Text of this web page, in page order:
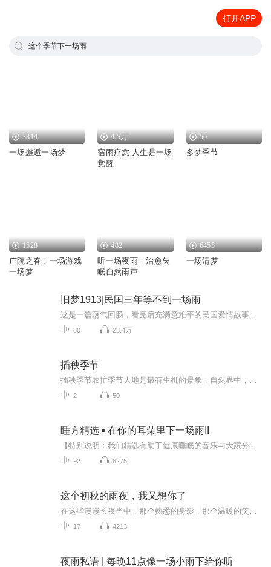
打开APP
这个季节下一场雨
3814
一场邂逅一场梦
4.5万
宿雨疗愈|人生是一场
觉醒
56
多梦季节
1528
广院之春：一场游戏
一场梦
482
听一场夜雨｜治愈失
眠自然雨声
6455
一场清梦
旧梦1913|民国三年等不到一场雨
80 28.4万
插秧季节
2 50
睡方精选 ▪ 在你的耳朵里下一场雨II
92 8275
这个初秋的雨夜，我又想你了
17 4213
夜雨私语 | 每晚11点像一场小雨下给你听